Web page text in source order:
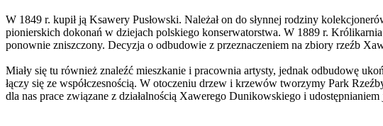
W 1849 r. kupił ją Ksawery Pusłowski. Należał on do słynnej rodziny
pionierskich dokonań w dziejach polskiego konserwatorstwa. W 1889 r.
ponownie zniszczony. Decyzja o odbudowie z przeznaczeniem na zbiory rzeźb
Miały się tu również znaleźć mieszkanie i pracownia artysty, jednak odbudowę
łączy się ze współczesnością. W otoczeniu drzew i krzewów tworzymy Park
dla nas prace związane z działalnością Xawerego Dunikowskiego i